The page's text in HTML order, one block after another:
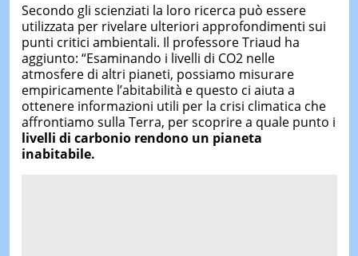
Secondo gli scienziati la loro ricerca può essere
utilizzata per rivelare ulteriori approfondimenti sui
punti critici ambientali. Il professore Triaud ha
aggiunto: “Esaminando i livelli di CO2 nelle
atmosfere di altri pianeti, possiamo misurare
empiricamente l’abitabilità e questo ci aiuta a
ottenere informazioni utili per la crisi climatica che
affrontiamo sulla Terra, per scoprire a quale punto i
livelli di carbonio rendono un pianeta
inabitabile.